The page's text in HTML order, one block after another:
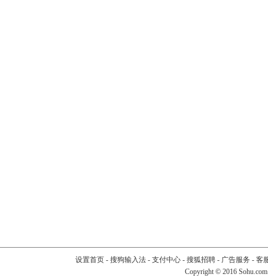
设置首页- 搜狗输入法- 支付中心- 搜狐招聘- 广告服务 - 客
Copyright © 2016